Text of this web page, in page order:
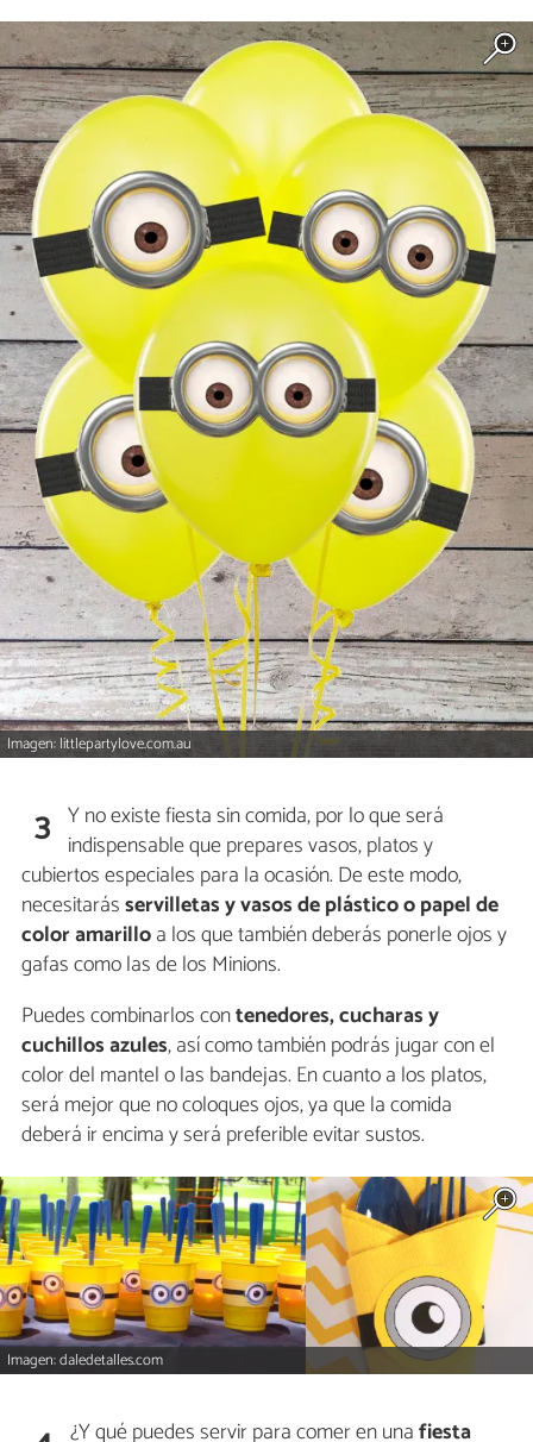
Imagen: littlepartylove.com.au
3 Y no existe fiesta sin comida, por lo que será
indispensable que prepares vasos, platos y
cubiertos especiales para la ocasión. De este modo,
necesitarásservilletas y vasos de plástico o papel de
color amarilloa los que también deberás ponerle ojos y
gafas como las de los Minions.
Puedes combinarlos contenedores, cucharas y
cuchillos azules, así como también podrás jugar con el
color del mantel o las bandejas. En cuanto a los platos,
será mejor que no coloques ojos, ya que la comida
deberá ir encima y será preferible evitar sustos.
Imagen: daledetalles.com
¿Y qué puedes servir para comer en unafiesta